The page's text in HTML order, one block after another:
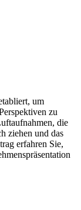
um
zu
die
ziehen und das
erfahren Sie,